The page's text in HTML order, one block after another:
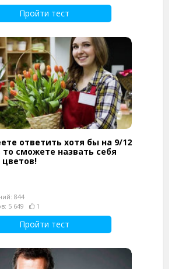
Пройти тест
ответить хотя бы на 9/12
то сможете назвать себя
844
5 649
1
Пройти тест